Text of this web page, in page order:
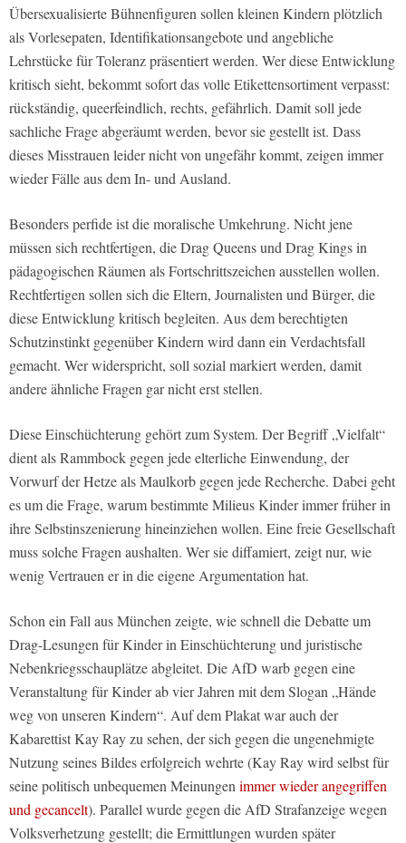
Übersexualisierte Bühnenfiguren sollen kleinen Kindern plötzlich
als Vorlesepaten, Identifikationsangebote und angebliche
Lehrstücke für Toleranz präsentiert werden. Wer diese Entwicklung
kritisch sieht, bekommt sofort das volle Etikettensortiment verpasst:
rückständig, queerfeindlich, rechts, gefährlich. Damit soll jede
sachliche Frage abgeräumt werden, bevor sie gestellt ist. Dass
dieses Misstrauen leider nicht von ungefähr kommt, zeigen immer
wieder Fälle aus dem In- und Ausland.
Besonders perfide ist die moralische Umkehrung. Nicht jene
müssen sich rechtfertigen, die Drag Queens und Drag Kings in
pädagogischen Räumen als Fortschrittszeichen ausstellen wollen.
Rechtfertigen sollen sich die Eltern, Journalisten und Bürger, die
diese Entwicklung kritisch begleiten. Aus dem berechtigten
Schutzinstinkt gegenüber Kindern wird dann ein Verdachtsfall
gemacht. Wer widerspricht, soll sozial markiert werden, damit
andere ähnliche Fragen gar nicht erst stellen.
Diese Einschüchterung gehört zum System. Der Begriff „Vielfalt“
dient als Rammbock gegen jede elterliche Einwendung, der
Vorwurf der Hetze als Maulkorb gegen jede Recherche. Dabei geht
es um die Frage, warum bestimmte Milieus Kinder immer früher in
ihre Selbstinszenierung hineinziehen wollen. Eine freie Gesellschaft
muss solche Fragen aushalten. Wer sie diffamiert, zeigt nur, wie
wenig Vertrauen er in die eigene Argumentation hat.
Schon ein Fall aus München zeigte, wie schnell die Debatte um
Drag-Lesungen für Kinder in Einschüchterung und juristische
Nebenkriegsschauplätze abgleitet. Die AfD warb gegen eine
Veranstaltung für Kinder ab vier Jahren mit dem Slogan „Hände
weg von unseren Kindern“. Auf dem Plakat war auch der
Kabarettist Kay Ray zu sehen, der sich gegen die ungenehmigte
Nutzung seines Bildes erfolgreich wehrte (Kay Ray wird selbst für
seine politisch unbequemen Meinungen immer wieder angegriffen
und gecancelt). Parallel wurde gegen die AfD Strafanzeige wegen
Volksverhetzung gestellt; die Ermittlungen wurden später